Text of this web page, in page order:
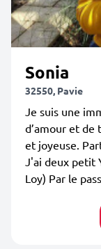
Sonia
32550, Pavie
Je suis une
d’amour et de
et joyeuse.
J'ai deux petit
Loy) Par le